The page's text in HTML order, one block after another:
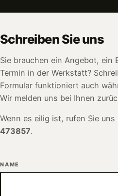
Schreiben Sie uns
Sie brauchen ein Angebot, ein
Termin in der Werkstatt?
Formular funktioniert auch
Wir melden uns bei Ihnen
Wenn es eilig ist, rufen Sie uns
473857.
NAME